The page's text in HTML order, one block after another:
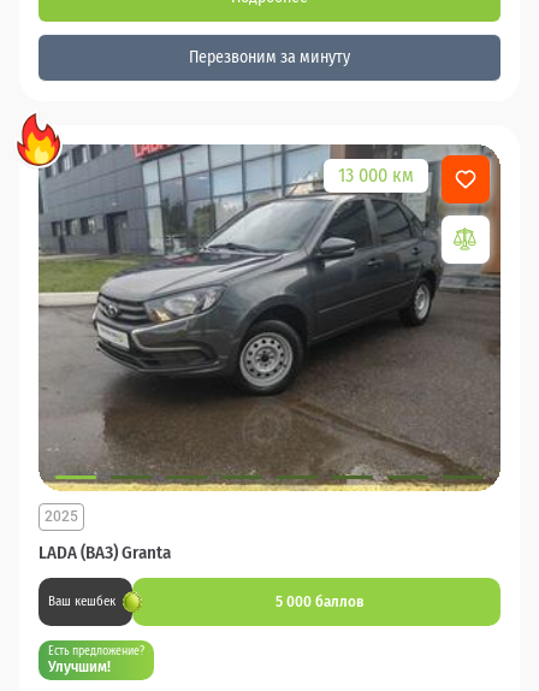
Перезвоним за минуту
13 000 км
LADA (ВАЗ) Granta
2025
Ваш кешбек 5 000 баллов
Есть предложение?
Улучшим!